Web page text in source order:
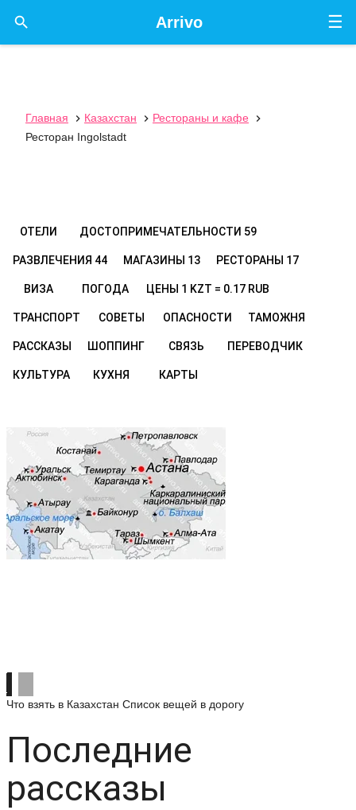
☰
Arrivo

Главная  Казахстан  Рестораны и кафе

Ресторан Ingolstadt
ОТЕЛИ ДОСТОПРИМЕЧАТЕЛЬНОСТИ 59
РАЗВЛЕЧЕНИЯ 44 МАГАЗИНЫ 13 РЕСТОРАНЫ 17
ВИЗА ПОГОДА ЦЕНЫ 1 KZT = 0.17 RUB
ТРАНСПОРТ СОВЕТЫ ОПАСНОСТИ ТАМОЖНЯ
РАССКАЗЫ ШОППИНГ СВЯЗЬ ПЕРЕВОДЧИК
КУЛЬТУРА КУХНЯ КАРТЫ
Что взять в Казахстан Список вещей в дорогу
Последние
рассказы